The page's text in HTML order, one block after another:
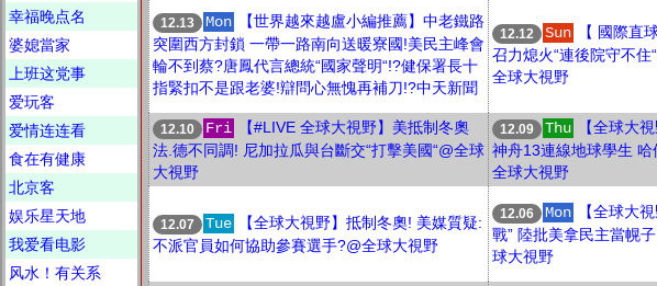
幸福晚点名
婆媳當家
上班这党事
爱玩客
爱情连连看
食在有健康
北京客
娱乐星天地
我爱看电影
风水！有关系
12.13 Mon
【世界越來越盧小編推薦】中老鐵路
突圍西方封鎖 一帶一路南向送暖寮國!美民主峰會
輪不到蔡?唐鳳代言總統“國家聲明“!?健保署長十
指緊扣不是跟老婆!辯問心無愧再補刀!?中天新聞
12.12 Sun
【 國際直
召力熄火“連後院守不
全球大視野
12.10 Fri
【#LIVE 全球大視野】美抵制冬奧
法.德不同調! 尼加拉瓜與台斷交“打擊美國“@全球
大視野
12.09 Thu
【全球大
神舟13連線地球學生
全球大視野
12.07 Tue
【全球大視野】抵制冬奧! 美媒質疑:
不派官員如何協助參賽選手?@全球大視野
12.06 Mon
【全球大
戰” 陸批美拿民主當幌
球大視野